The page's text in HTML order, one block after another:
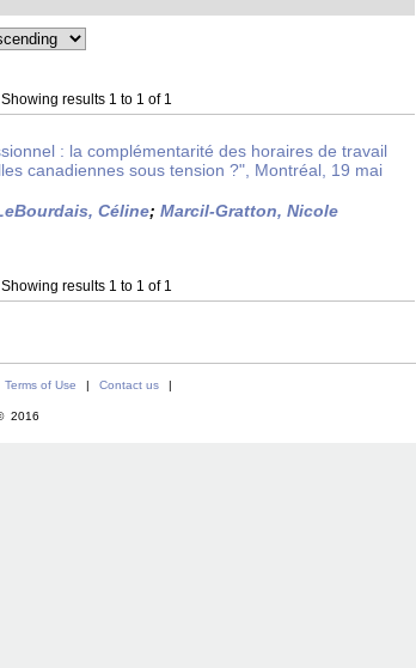
Showing results 1 to 1 of 1
: la complémentarité des horaires de travail
canadiennes sous tension ?", Montréal, 19 mai
Céline; Marcil-Gratton, Nicole
Showing results 1 to 1 of 1
Terms of Use | Contact us |
2016